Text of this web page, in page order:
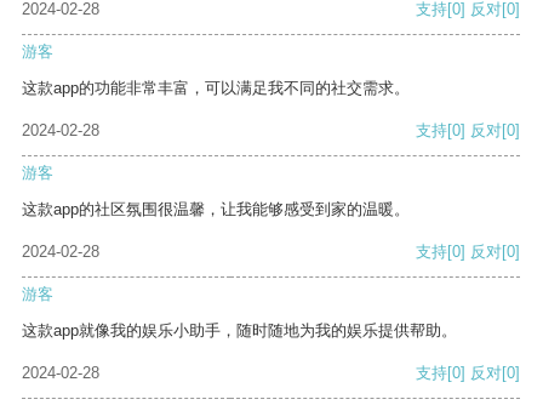
2024-02-28
支持[0] 反对[0]
游客
这款app的功能非常丰富，可以满足我不同的社交需求。
2024-02-28 支持[0] 反对[0]
游客
这款app的社区氛围很温馨，让我能够感受到家的温暖。
2024-02-28 支持[0] 反对[0]
游客
这款app就像我的娱乐小助手，随时随地为我的娱乐提供帮助。
2024-02-28 支持[0] 反对[0]